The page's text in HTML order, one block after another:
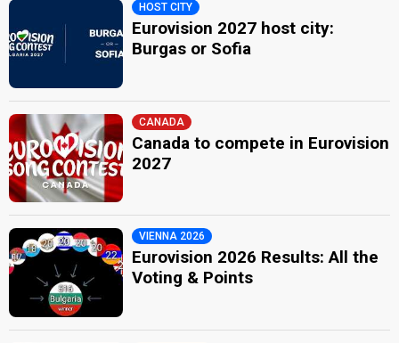
HOST CITY
Eurovision 2027 host city:
Burgas or Sofia
CANADA
Canada to compete in Eurovision
2027
VIENNA 2026
Eurovision 2026 Results: All the
Voting & Points